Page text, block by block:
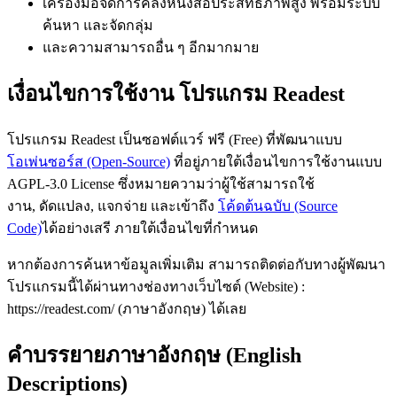
เครื่องมือจัดการคลังหนังสือประสิทธิภาพสูง พร้อมระบบ
ค้นหา และจัดกลุ่ม
และความสามารถอื่น ๆ อีกมากมาย
เงื่อนไขการใช้งาน โปรแกรม Readest
โปรแกรม Readest เป็นซอฟต์แวร์ ฟรี (Free) ที่พัฒนาแบบ
โอเพ่นซอร์ส (Open-Source) ที่อยู่ภายใต้เงื่อนไขการใช้งานแบบ
AGPL-3.0 License ซึ่งหมายความว่าผู้ใช้สามารถใช้
งาน, ดัดแปลง, แจกจ่าย และเข้าถึง โค้ดต้นฉบับ (Source
Code)ได้อย่างเสรี ภายใต้เงื่อนไขที่กำหนด
หากต้องการค้นหาข้อมูลเพิ่มเติม สามารถติดต่อกับทางผู้พัฒนา
โปรแกรมนี้ได้ผ่านทางช่องทางเว็บไซต์ (Website) :
https://readest.com/ (ภาษาอังกฤษ) ได้เลย
คำบรรยายภาษาอังกฤษ (English
Descriptions)